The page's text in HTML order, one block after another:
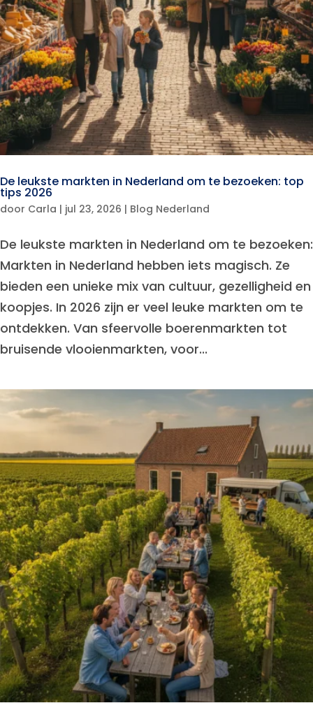
De leukste markten in Nederland om te bezoeken: top
tips 2026
door Carla | jul 23, 2026 | Blog Nederland
De leukste markten in Nederland om te bezoeken:
Markten in Nederland hebben iets magisch. Ze
bieden een unieke mix van cultuur, gezelligheid en
koopjes. In 2026 zijn er veel leuke markten om te
ontdekken. Van sfeervolle boerenmarkten tot
bruisende vlooienmarkten, voor...